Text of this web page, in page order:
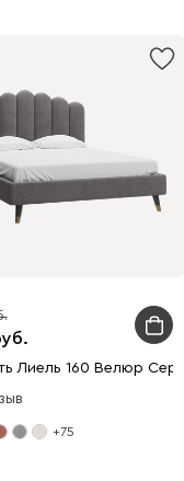
Лиель 160 Велюр
+75